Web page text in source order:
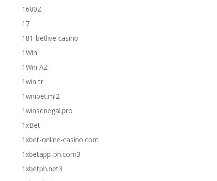
1600Z
17
181-betlive casino
1Win
1Win AZ
1win tr
1winbet.ml2
1winsenegal.pro
1xBet
1xbet-online-casino.com
1xbetapp-ph.com3
1xbetph.net3